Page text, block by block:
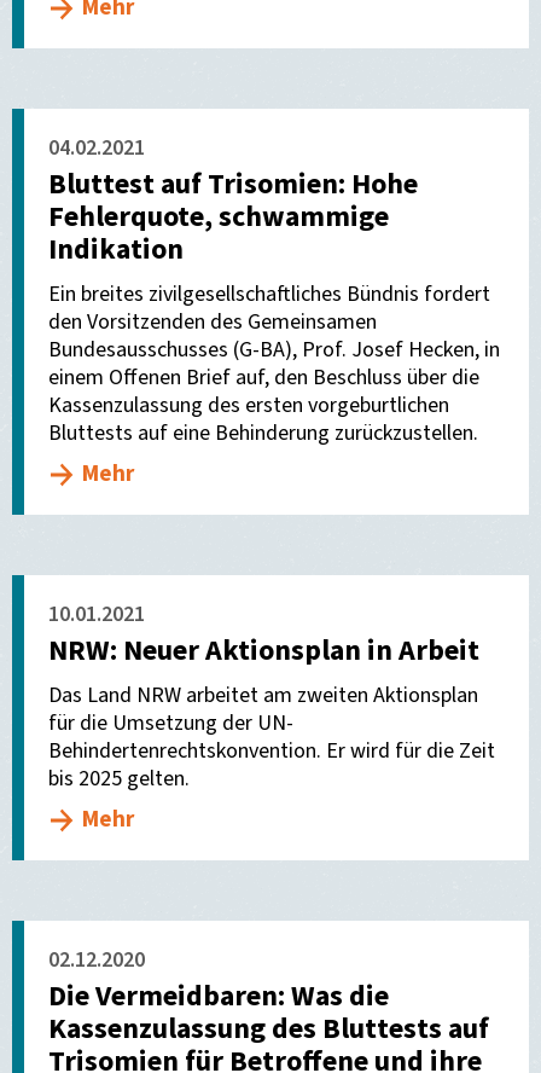
Mehr
04.02.2021
Bluttest auf Trisomien: Hohe
Fehlerquote, schwammige
Indikation
Ein breites zivilgesellschaftliches Bündnis fordert
den Vorsitzenden des Gemeinsamen
Bundesausschusses (G-BA), Prof. Josef Hecken, in
einem Offenen Brief auf, den Beschluss über die
Kassenzulassung des ersten vorgeburtlichen
Bluttests auf eine Behinderung zurückzustellen.
Mehr
10.01.2021
NRW: Neuer Aktionsplan in Arbeit
Das Land NRW arbeitet am zweiten Aktionsplan
für die Umsetzung der UN-
Behindertenrechtskonvention. Er wird für die Zeit
bis 2025 gelten.
Mehr
02.12.2020
Die Vermeidbaren: Was die
Kassenzulassung des Bluttests auf
Trisomien für Betroffene und ihre